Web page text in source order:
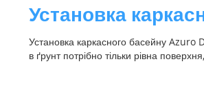
Установка
Установка каркасного басейну Azuro
в ґрунт потрібно тільки рівна